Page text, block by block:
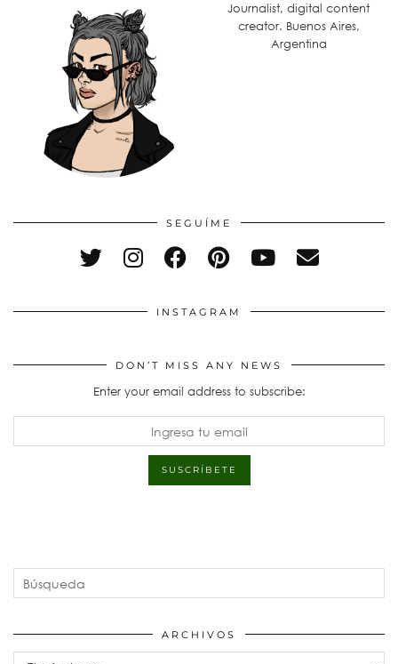
Journalist, digital content
creator. Buenos Aires,
Argentina
SEGUÍME
INSTAGRAM
DON’T MISS ANY NEWS
Enter your email address to subscribe:
ARCHIVOS